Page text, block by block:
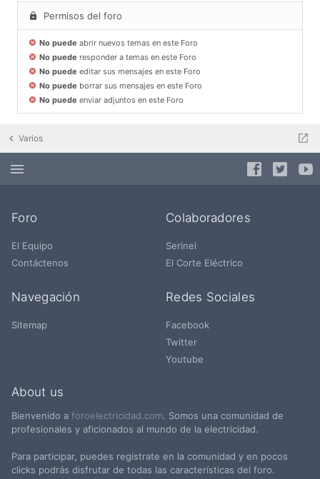
Permisos del foro
No puede abrir nuevos temas en este Foro
No puede responder a temas en este Foro
No puede editar sus mensajes en este Foro
No puede borrar sus mensajes en este Foro
No puede enviar adjuntos en este Foro
Varios
Foro
El Equipo
Contáctenos
Colaboradores
Serinel
El Corte Eléctrico
Navegación
Sitemap
Redes Sociales
Facebook
Twitter
Youtube
About us
Bienvenido a foroelectricidad.com. Somos una comunidad de
profesionales y aficionados al mundo de la electricidad.
Para participar, puedes registrate en la comunidad y en pocos
clicks podrás disfrutar de todas las características del foro.